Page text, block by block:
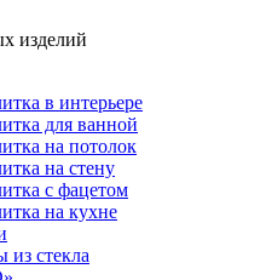
изделий
в интерьере
для ванной
на потолок
на стену
с фацетом
на кухне
стекла